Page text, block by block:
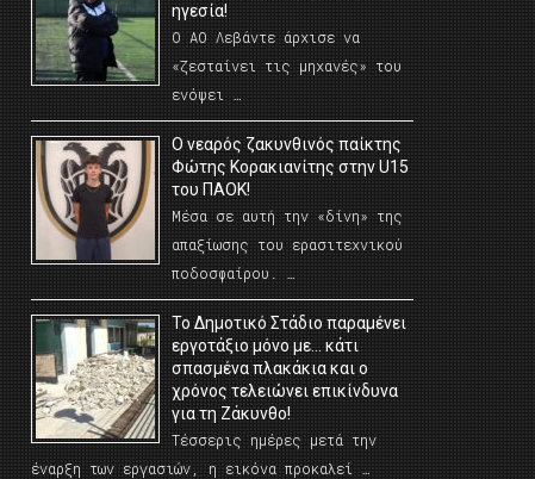
ηγεσία!
Ο ΑΟ Λεβάντε άρχισε να
«ζεσταίνει τις μηχανές» του
ενόψει …
O νεαρός ζακυνθινός παίκτης
Φώτης Κορακιανίτης στην U15
του ΠΑΟΚ!
Μέσα σε αυτή την «δίνη» της
απαξίωσης του ερασιτεχνικού
ποδοσφαίρου. …
Το Δημοτικό Στάδιο παραμένει
εργοτάξιο μόνο με… κάτι
σπασμένα πλακάκια και ο
χρόνος τελειώνει επικίνδυνα
για τη Ζάκυνθο!
Τέσσερις ημέρες μετά την
έναρξη των εργασιών, η εικόνα προκαλεί …